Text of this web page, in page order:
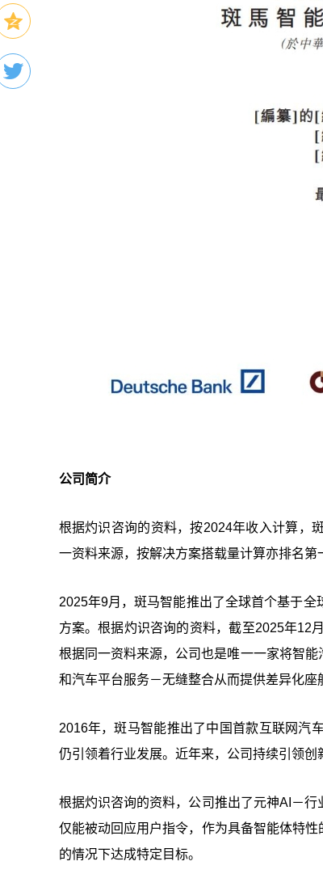
公司简介
根据灼识咨询的资料，按2024年收入计算，
一资料来源，按解决方案搭载量计算亦排名第
2025年9月，斑马智能推出了全球首个基于
方案。根据灼识咨询的资料，截至2025年12
根据同一资料来源，公司也是唯一一家将智
和汽车平台服务－无缝整合从而提供差异化座
2016年，斑马智能推出了中国首款互联网汽
仍引领着行业发展。近年来，公司持续引领创
根据灼识咨询的资料，公司推出了元神AI－
仅能被动回应用户指令，作为具备智能体特
的情况下达成特定目标。